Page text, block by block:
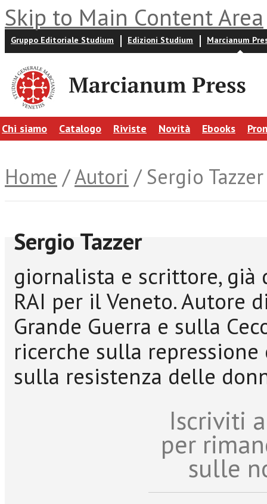
Skip to Main Content Area
Gruppo Editoriale Studium Edizioni Studium Marcianum
Chi siamo Catalogo Riviste Novità Ebooks
Home /Autori / Sergio Tazzer
Sergio Tazzer
giornalista e scrittore,
RAI per il Veneto. Autore
Grande Guerra e sulla
ricerche sulla repressione
sulla resistenza delle
Iscriviti
per
sulle